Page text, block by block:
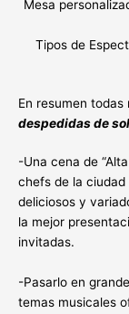
Mesa
Tipos de
En resumen todas
despedidas de
-Una cena de
chefs de la ciudad
deliciosos y
la mejor
invitadas.
-Pasarlo en
temas musicales